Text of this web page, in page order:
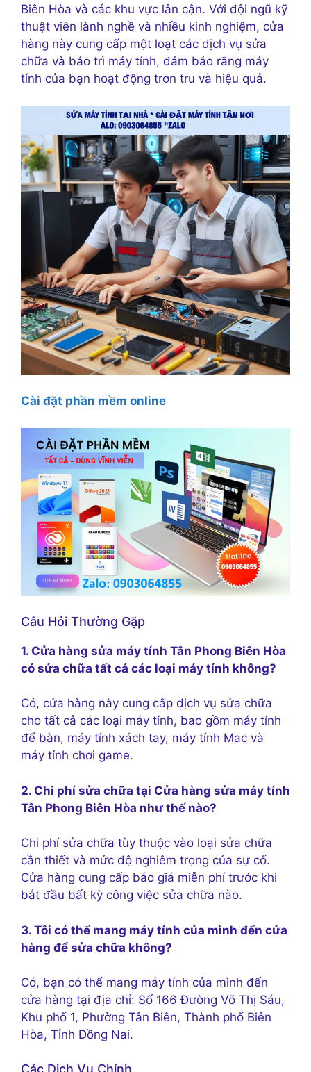
Biên Hòa và các khu vực lân cận. Với đội ngũ kỹ
thuật viên lành nghề và nhiều kinh nghiệm, cửa
hàng này cung cấp một loạt các dịch vụ sửa
chữa và bảo trì máy tính, đảm bảo rằng máy
tính của bạn hoạt động trơn tru và hiệu quả.
Cài đặt phần mềm online
Câu Hỏi Thường Gặp
1. Cửa hàng sửa máy tính Tân Phong Biên Hòa
có sửa chữa tất cả các loại máy tính không?
Có, cửa hàng này cung cấp dịch vụ sửa chữa
cho tất cả các loại máy tính, bao gồm máy tính
để bàn, máy tính xách tay, máy tính Mac và
máy tính chơi game.
2. Chi phí sửa chữa tại Cửa hàng sửa máy tính
Tân Phong Biên Hòa như thế nào?
Chi phí sửa chữa tùy thuộc vào loại sửa chữa
cần thiết và mức độ nghiêm trọng của sự cố.
Cửa hàng cung cấp báo giá miễn phí trước khi
bắt đầu bất kỳ công việc sửa chữa nào.
3. Tôi có thể mang máy tính của mình đến cửa
hàng để sửa chữa không?
Có, bạn có thể mang máy tính của mình đến
cửa hàng tại địa chỉ: Số 166 Đường Võ Thị Sáu,
Khu phố 1, Phường Tân Biên, Thành phố Biên
Hòa, Tỉnh Đồng Nai.
Các Dịch Vụ Chính